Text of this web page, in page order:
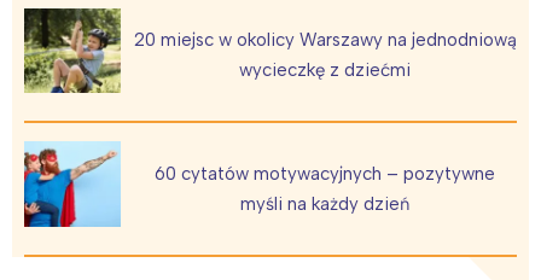
20 miejsc w okolicy Warszawy na jednodniową
wycieczkę z dziećmi
60 cytatów motywacyjnych – pozytywne
myśli na każdy dzień